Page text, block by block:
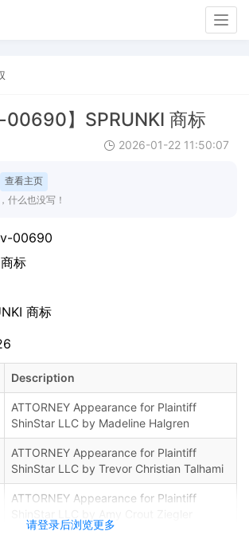
00690】SPRUNKI 商标
2026-01-22 11:50:07
查看主页
什么也没写！
请登录后浏览更多
00690
标
商标
Description
ATTORNEY Appearance for Plaintiff
ShinStar LLC by Madeline Halgren
ATTORNEY Appearance for Plaintiff
ShinStar LLC by Trevor Christian Talhami
ATTORNEY Appearance for Plaintiff